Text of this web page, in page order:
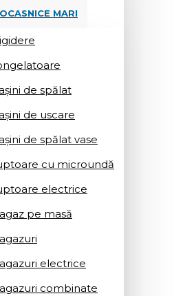
MARI
de spălat
de uscare
de spălat vase
cu microundă
electrice
pe masă
electrice
combinate